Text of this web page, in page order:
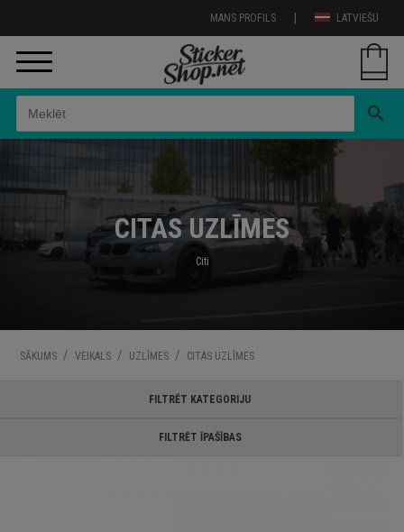
LATVIEŠU
|
MANS PROFILS
search
CITAS UZLĪMES
Citi
SĀKUMS / VEIKALS / UZLĪMES / CITAS UZLĪMES
FILTRĒT KATEGORIJU
FILTRĒT ĪPAŠĪBAS